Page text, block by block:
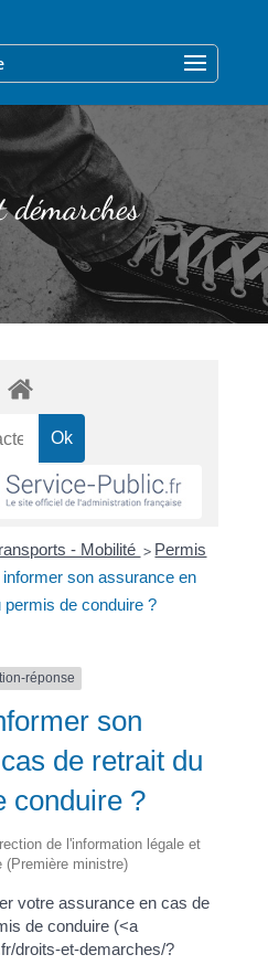
- Mobilité > Permis
informer son assurance en
permis de conduire ?
réponse
son
de retrait du
conduire ?
de l'information légale et
(Première ministre)
votre assurance en cas de
de conduire (<a
droits-et-demarches/?